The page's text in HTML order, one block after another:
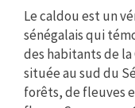
Le caldou est un
sénégalais qui
des habitants de
située au sud du
forêts, de fleuves